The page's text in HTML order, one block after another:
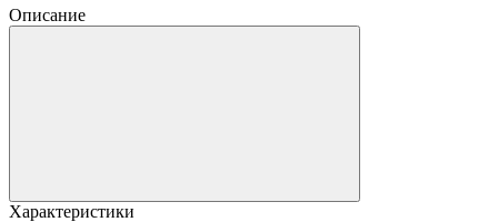
Описание
Характеристики